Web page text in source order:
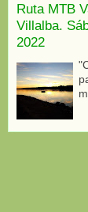
Ruta MTB
Villalba.
2022